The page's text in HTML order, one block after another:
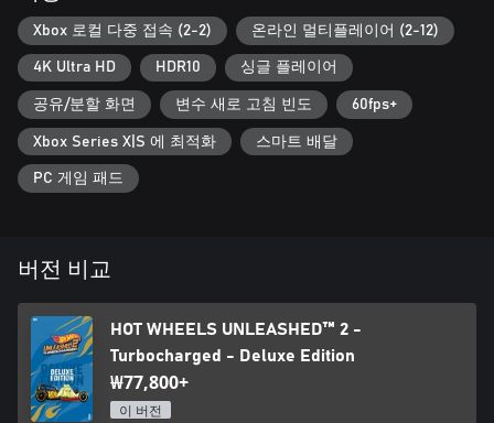
쫓으세요. 아니면 그냥 장애물을 피할 때 쓰거나요!
신규 점프 기술로 막히는 도로를 건너뛰거나 새로운 비밀 지름길
을 찾을 수 있습니다!
원하는 대로
모든 레이스를 순수하게 아드레날린으로만 채우고 싶은 대담한
사람인가요? 아니면 한계를 시험해 보고 싶은 사람인가요? 방금
"거대한 충돌이 좋다"라고 하셨나요? 그렇다면 HOT WHEELS
UNLEASHED™ 2 - Turbocharged가 이 모든 것뿐만 아니라 그 이
창의력을 발산하세요!
많은 찬사를 받은 에디터 모드가 돌아왔습니다! 강력한 트랙 에디
터로 꿈에 그리던 트랙을 만들거나 커뮤니티에서 다른 사람이 만
든 최고의 작품을 사용하세요!
물론 아름다운 트랙은 멋진 차를 부르죠. 새롭게 개선된 리버리
에디터와 스티커 에디터와 같은 도구로 차량을 디자인하고 패턴
과 모양을 저장해 나만의 걸작을 만들 수 있습니다. 분명 여러분
Xbox 로컬 다중 접속 (2-2) 온라인 멀티플레이어 (2-12)
4K Ultra HD HDR10 싱글 플레이어
공유/분할 화면 변수 새로 고침 빈도 60fps+
Xbox Series X|S 에 최적화 스마트 배달
PC 게임 패드
버전 비교
HOT WHEELS UNLEASHED™ 2 -
Turbocharged - Deluxe Edition
₩77,800+
이 버전